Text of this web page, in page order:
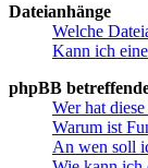
Dateianhänge
Welche
Kann ich
phpBB
Wer hat
Warum ist
An wen soll